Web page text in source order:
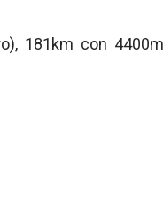
181km con